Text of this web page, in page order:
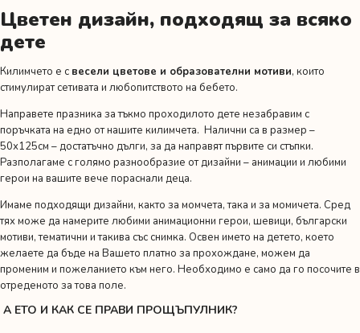
Цветен дизайн, подходящ за всяко
дете
Килимчето е с весели цветове и образователни мотиви, които
стимулират сетивата и любопитството на бебето.
Направете празника за тъкмо проходилото дете незабравим с
поръчката на едно от нашите килимчета. Налични са в размер –
50х125см – достатъчно дълги, за да направят първите си стъпки.
Разполагаме с голямо разнообразие отдизайни – анимации и любими
герои на вашите вече пораснали деца.
Имаме подходящи дизайни, както за момчета, така и за момичета. Сред
тях може да намерите любими анимационни герои, шевици, български
мотиви, тематични и такива със снимка. Освен името на детето, което
желаете да бъде на Вашето платно за прохождане, можем да
променим и пожеланието към него. Необходимо е само да го посочите в
отреденото за това поле.
А ЕТО И КАК СЕ ПРАВИ ПРОЩЪПУЛНИК?